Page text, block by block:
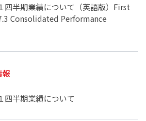
半期業績について（英語版）First
Consolidated Performance
報
半期業績について